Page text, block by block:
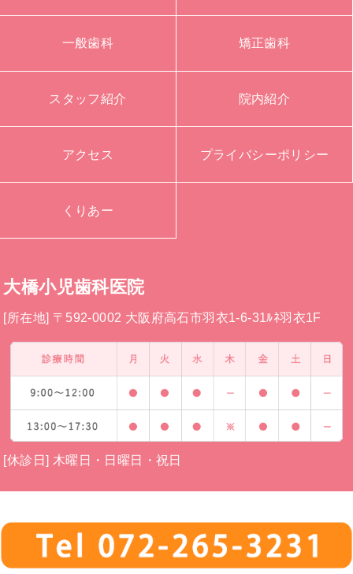
一般歯科 矯正歯科
スタッフ紹介 院内紹介
アクセス プライバシーポリシー
くりあー
大橋小児歯科医院
[所在地] 〒592-0002 大阪府高石市羽衣1-6-31ﾙﾈ羽衣1F
[休診日] 木曜日・日曜日・祝日